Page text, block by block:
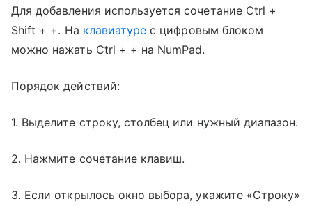
Для добавления используется сочетание Ctrl +
Shift + +. На клавиатуре с цифровым блоком
можно нажать Ctrl + + на NumPad.
Порядок действий:
1. Выделите строку, столбец или нужный диапазон.
2. Нажмите сочетание клавиш.
3. Если открылось окно выбора, укажите «Строку»